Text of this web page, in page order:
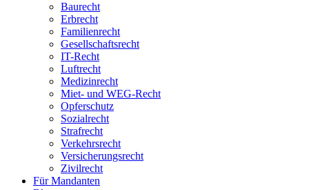
Baurecht
Erbrecht
Familienrecht
Gesellschaftsrecht
IT-Recht
Luftrecht
Medizinrecht
Miet- und WEG-Recht
Opferschutz
Sozialrecht
Strafrecht
Verkehrsrecht
Versicherungsrecht
Zivilrecht
Für Mandanten